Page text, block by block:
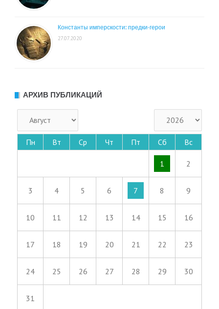
Константы имперскости: предки-герои
27.07.2020
АРХИВ ПУБЛИКАЦИЙ
Пн Вт Ср Чт Пт Сб Вс
1 2
3 4 5 6 7 8 9
10 11 12 13 14 15 16
17 18 19 20 21 22 23
24 25 26 27 28 29 30
31